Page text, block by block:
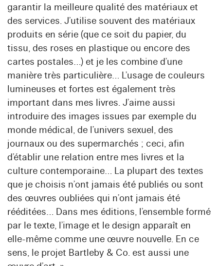
garantir la meilleure qualité des matériaux et
des services. J’utilise souvent des matériaux
produits en série (que ce soit du papier, du
tissu, des roses en plastique ou encore des
cartes postales…) et je les combine d’une
manière très particulière… L’usage de couleurs
lumineuses et fortes est également très
important dans mes livres. J’aime aussi
introduire des images issues par exemple du
monde médical, de l’univers sexuel, des
journaux ou des supermarchés ; ceci, afin
d’établir une relation entre mes livres et la
culture contemporaine… La plupart des textes
que je choisis n’ont jamais été publiés ou sont
des œuvres oubliées qui n’ont jamais été
rééditées… Dans mes éditions, l’ensemble formé
par le texte, l’image et le design apparaît en
elle-même comme une œuvre nouvelle. En ce
sens, le projet Bartleby & Co. est aussi une